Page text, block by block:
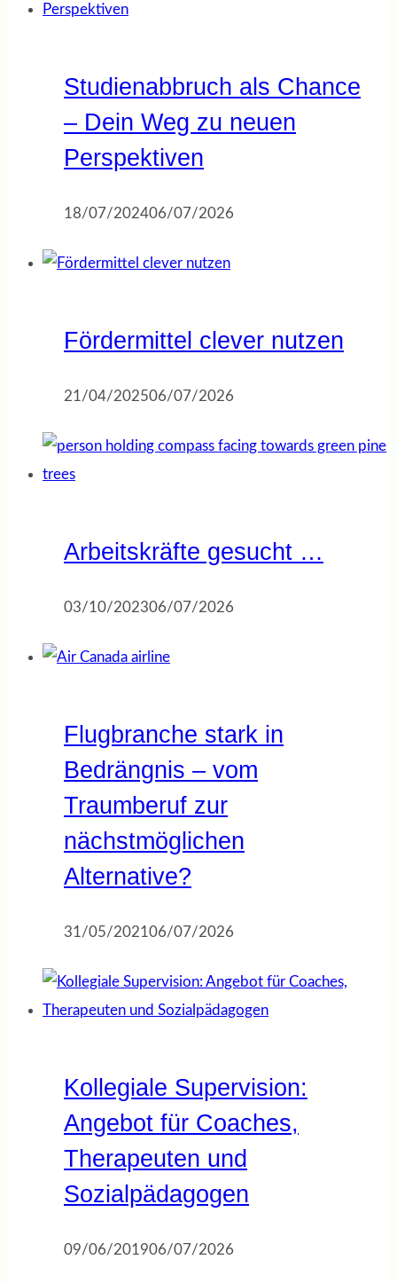
Studienabbruch als Chance
– Dein Weg zu neuen
Perspektiven
18/07/202406/07/2026
Fördermittel clever nutzen
21/04/202506/07/2026
Arbeitskräfte gesucht …
03/10/202306/07/2026
Flugbranche stark in
Bedrängnis – vom
Traumberuf zur
nächstmöglichen
Alternative?
31/05/202106/07/2026
Kollegiale Supervision:
Angebot für Coaches,
Therapeuten und
Sozialpädagogen
09/06/201906/07/2026